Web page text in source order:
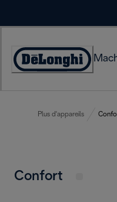
Déclaration
Plus d'appareils
Confort